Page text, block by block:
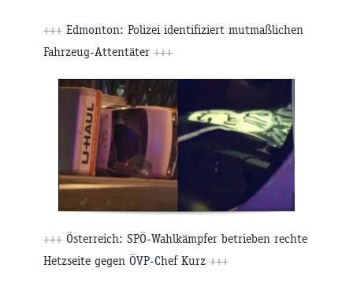
+++ Edmonton: Polizei identifiziert mutmaßlichen
Fahrzeug-Attentäter +++
+++ Österreich: SPÖ-Wahlkämpfer betrieben rechte
Hetzseite gegen ÖVP-Chef Kurz +++